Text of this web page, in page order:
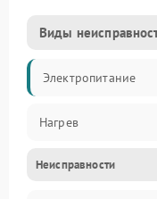
Виды
Электропитание
Нагрев
Неисправности